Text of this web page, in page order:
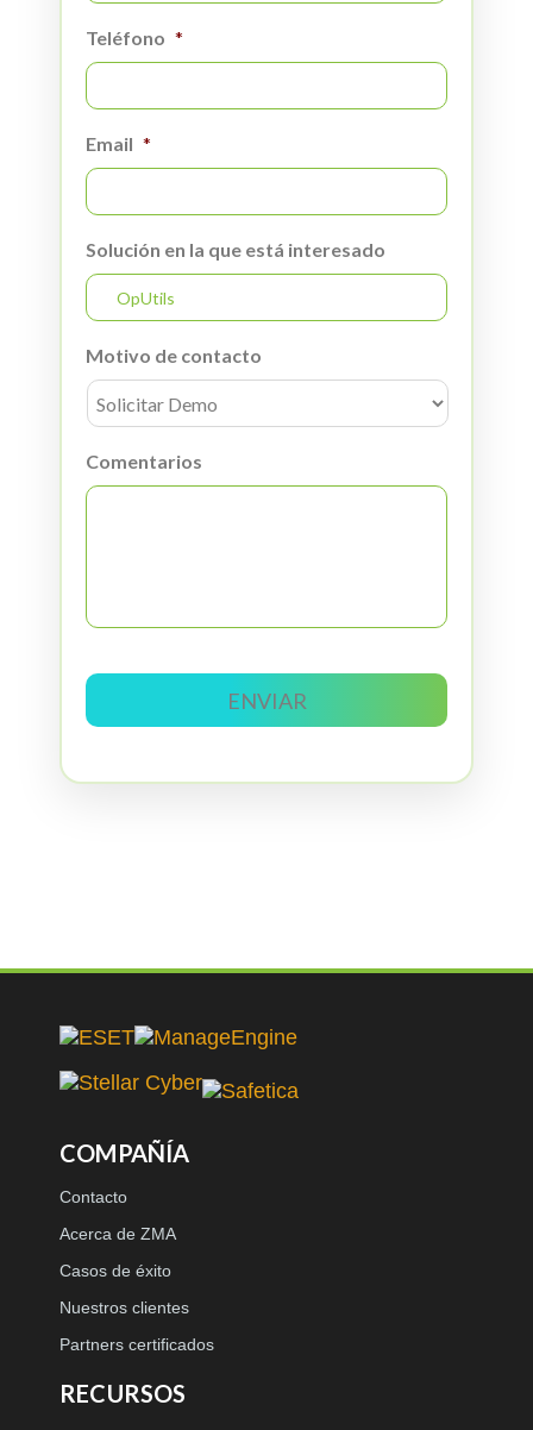
Teléfono *
Email *
Solución en la que está interesado
Motivo de contacto
Comentarios
COMPAÑÍA
Contacto
Acerca de ZMA
Casos de éxito
Nuestros clientes
Partners certificados
RECURSOS